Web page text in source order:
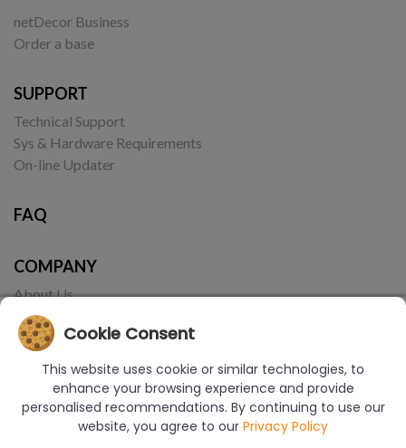
netDecor Business
Order a base
SUPPORT
Technical Support
Sys & Hardware Requirements
On-line Updater
FAQ
COMPANY
About Us
Contact
Cookie Consent
This website uses cookie or similar technologies, to
enhance your browsing experience and provide
personalised recommendations. By continuing to use our
website, you agree to our Privacy Policy